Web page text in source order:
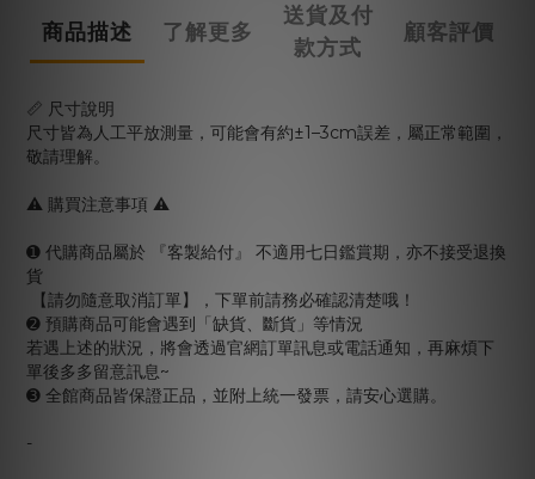
商品描述 了解更多
送貨及付
款方式
顧客評價
📏 尺寸說明
尺寸皆為人工平放測量，可能會有約±1–3cm誤差，屬正常範圍，
敬請理解。
⚠️ 購買注意事項 ⚠️
➊ 代購商品屬於 『客製給付』 不適用七日鑑賞期，亦不接受退換
貨
【請勿隨意取消訂單】，下單前請務必確認清楚哦！
➋ 預購商品可能會遇到「缺貨、斷貨」等情況
若遇上述的狀況，將會透過官網訂單訊息或電話通知，再麻煩下
單後多多留意訊息~
➌ 全館商品皆保證正品，並附上統一發票，請安心選購。
-